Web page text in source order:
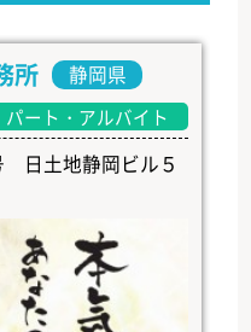
所 静岡県
パート・アルバイト
日土地静岡ビル５